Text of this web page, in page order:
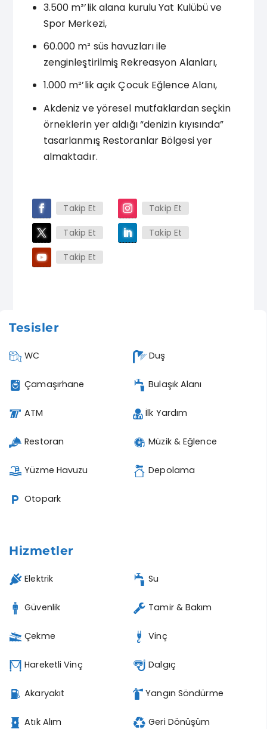
3.500 m²’lik alana kurulu Yat Kulübü ve
Spor Merkezi,
60.000 m² süs havuzları ile
zenginleştirilmiş Rekreasyon Alanları,
1.000 m²’lik açık Çocuk Eğlence Alanı,
Akdeniz ve yöresel mutfaklardan seçkin
örneklerin yer aldığı “denizin kıyısında”
tasarlanmış Restoranlar Bölgesi yer
almaktadır.
Takip Et Takip Et
Takip Et Takip Et
Takip Et
Tesisler
WC Duş
Çamaşırhane Bulaşık Alanı
ATM İlk Yardım
Restoran Müzik & Eğlence
Yüzme Havuzu Depolama
Otopark
Hizmetler
Elektrik Su
Güvenlik Tamir & Bakım
Çekme Vinç
Hareketli Vinç Dalgıç
Akaryakıt Yangın Söndürme
Atık Alım Geri Dönüşüm